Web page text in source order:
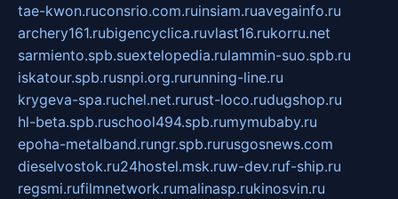
tae-kwon.ruconsrio.com.ruinsiam.ruavegainfo.ru
archery161.rubigencyclica.ruvlast16.rukorru.net
sarmiento.spb.suextelopedia.rulammin-suo.spb.ru
iskatour.spb.rusnpi.org.rurunning-line.ru
krygeva-spa.ruchel.net.rurust-loco.rudugshop.ru
hl-beta.spb.ruschool494.spb.rumymubaby.ru
epoha-metalband.rungr.spb.rurusgosnews.com
dieselvostok.ru24hostel.msk.ruw-dev.ruf-ship.ru
regsmi.rufilmnetwork.rumalinasp.rukinosvin.ru